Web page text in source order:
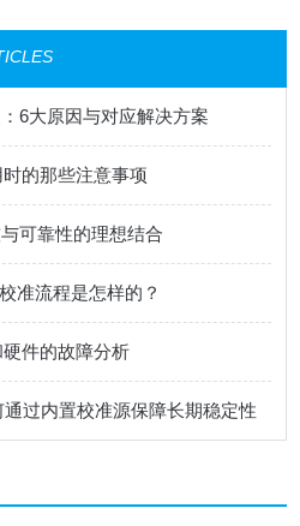
6大原因与对应解决方案
的那些注意事项
可靠性的理想结合
准流程是怎样的？
件的故障分析
过内置校准源保障长期稳定性